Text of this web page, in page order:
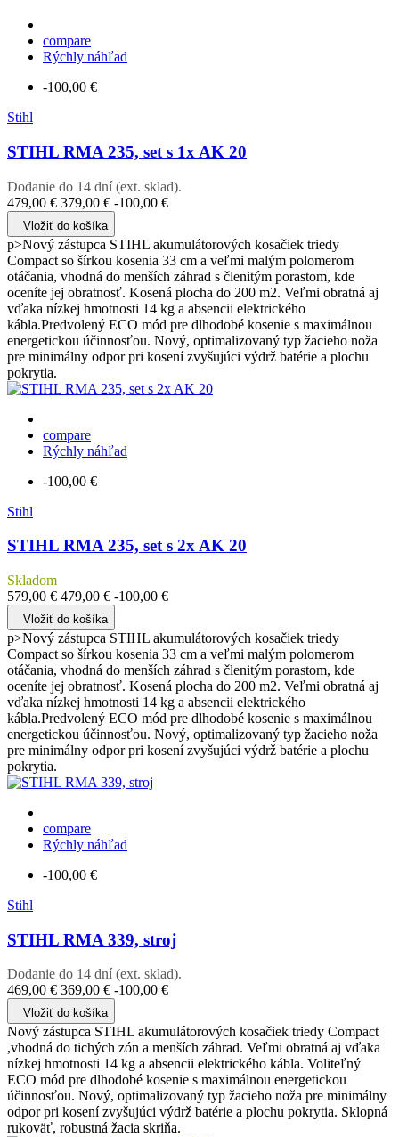
compare
Rýchly náhľad
-100,00 €
Stihl
STIHL RMA 235, set s 1x AK 20
Dodanie do 14 dní (ext. sklad).
479,00 € 379,00 € -100,00 €
Vložiť do košíka
p>Nový zástupca STIHL akumulátorových kosačiek triedy
Compact so šírkou kosenia 33 cm a veľmi malým polomerom
otáčania, vhodná do menších záhrad s členitým porastom, kde
oceníte jej obratnosť. Kosená plocha do 200 m2. Veľmi obratná aj
vďaka nízkej hmotnosti 14 kg a absencii elektrického
kábla.Predvolený ECO mód pre dlhodobé kosenie s maximálnou
energetickou účinnosťou. Nový, optimalizovaný typ žacieho noža
pre minimálny odpor pri kosení zvyšujúci výdrž batérie a plochu
pokrytia.
compare
Rýchly náhľad
-100,00 €
Stihl
STIHL RMA 235, set s 2x AK 20
Skladom
579,00 € 479,00 € -100,00 €
Vložiť do košíka
p>Nový zástupca STIHL akumulátorových kosačiek triedy
Compact so šírkou kosenia 33 cm a veľmi malým polomerom
otáčania, vhodná do menších záhrad s členitým porastom, kde
oceníte jej obratnosť. Kosená plocha do 200 m2. Veľmi obratná aj
vďaka nízkej hmotnosti 14 kg a absencii elektrického
kábla.Predvolený ECO mód pre dlhodobé kosenie s maximálnou
energetickou účinnosťou. Nový, optimalizovaný typ žacieho noža
pre minimálny odpor pri kosení zvyšujúci výdrž batérie a plochu
pokrytia.
compare
Rýchly náhľad
-100,00 €
Stihl
STIHL RMA 339, stroj
Dodanie do 14 dní (ext. sklad).
469,00 € 369,00 € -100,00 €
Vložiť do košíka
Nový zástupca STIHL akumulátorových kosačiek triedy Compact
,vhodná do tichých zón a menších záhrad. Veľmi obratná aj vďaka
nízkej hmotnosti 14 kg a absencii elektrického kábla. Voliteľný
ECO mód pre dlhodobé kosenie s maximálnou energetickou
účinnosťou. Nový, optimalizovaný typ žacieho noža pre minimálny
odpor pri kosení zvyšujúci výdrž batérie a plochu pokrytia. Sklopná
rukoväť, robustná žacia skriňa.